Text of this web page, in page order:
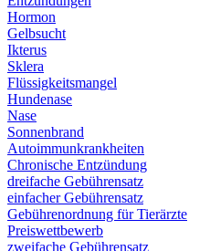
Hormon
Gelbsucht
Ikterus
Sklera
Flüssigkeitsmangel
Hundenase
Nase
Sonnenbrand
Autoimmunkrankheiten
Chronische Entzündung
dreifache Gebührensatz
einfacher Gebührensatz
Gebührenordnung für Tierärzte
Preiswettbewerb
zweifache Gebührensatz